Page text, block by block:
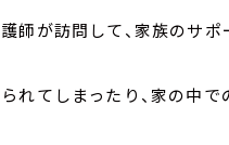
師が訪問して、家族のサ
れてしまったり、家の中